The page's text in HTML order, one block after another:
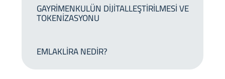
GAYRİMENKULÜN DİJİTALLEŞTİRİLMESİ VE
TOKENİZASYONU
EMLAKLİRA NEDİR?